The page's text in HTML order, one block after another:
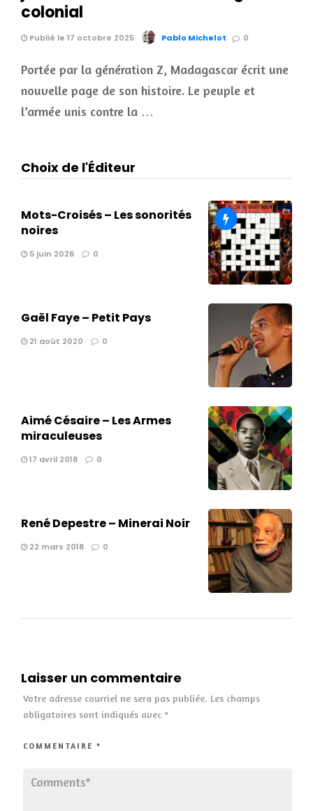
colonial
Publié le 17 octobre 2025 Pablo Michelot 0
Portée par la génération Z, Madagascar écrit une
nouvelle page de son histoire. Le peuple et
l’armée unis contre la …
Choix de l'Éditeur
Mots-Croisés – Les sonorités
noires
5 juin 2026 0
Gaël Faye – Petit Pays
21 août 2020 0
Aimé Césaire – Les Armes
miraculeuses
17 avril 2018 0
René Depestre – Minerai Noir
22 mars 2018 0
Laisser un commentaire
Votre adresse courriel ne sera pas publiée. Les champs
obligatoires sont indiqués avec *
COMMENTAIRE *